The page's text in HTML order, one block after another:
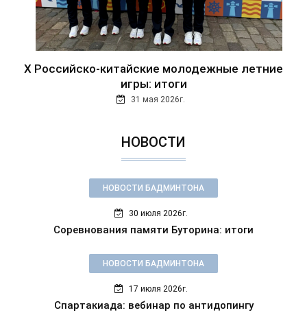
Х Российско-китайские молодежные летние
игры: итоги
31 мая 2026г.
НОВОСТИ
НОВОСТИ БАДМИНТОНА
30 июля 2026г.
Соревнования памяти Буторина: итоги
НОВОСТИ БАДМИНТОНА
17 июля 2026г.
Спартакиада: вебинар по антидопингу